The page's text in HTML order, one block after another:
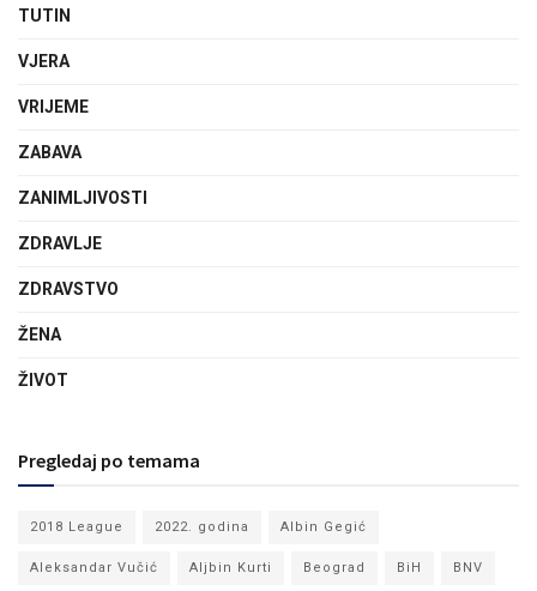
TUTIN
VJERA
VRIJEME
ZABAVA
ZANIMLJIVOSTI
ZDRAVLJE
ZDRAVSTVO
ŽENA
ŽIVOT
Pregledaj po temama
2018 League 2022. godina Albin Gegić
Aleksandar Vučić Aljbin Kurti Beograd BiH BNV